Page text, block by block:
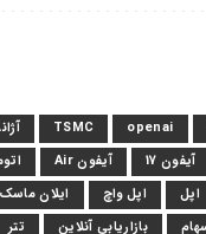
openai
TSMC
آیفون 17 آیفون Air
اپل اپل واچ ایلان ماسک
بازاریابی آنلاین تتر